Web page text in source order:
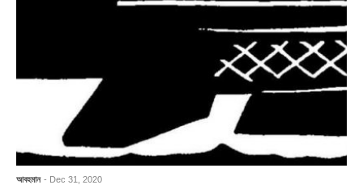
আবহমান - Dec 31, 2020